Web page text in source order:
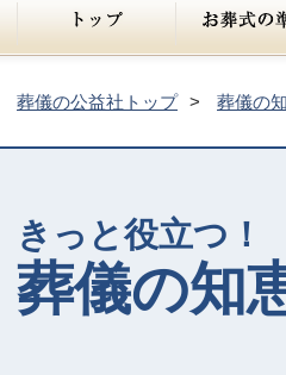
葬儀の公益社トップ 葬儀の
きっと役立つ！
葬儀の知